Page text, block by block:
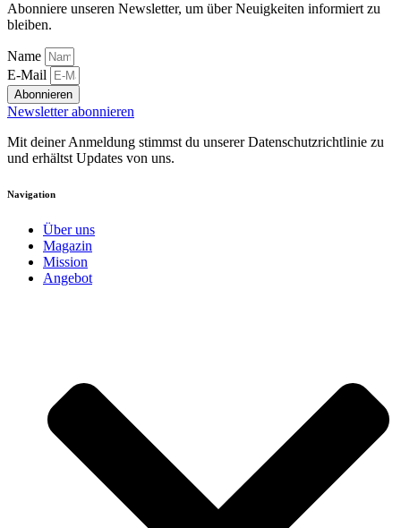
Abonniere unseren Newsletter, um über Neuigkeiten informiert zu
bleiben.
Name
E-Mail
Abonnieren
Newsletter abonnieren
Mit deiner Anmeldung stimmst du unserer Datenschutzrichtlinie zu
und erhältst Updates von uns.
Navigation
Über uns
Magazin
Mission
Angebot